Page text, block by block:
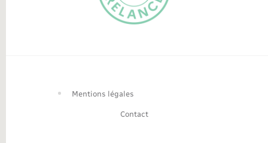
Mentions légales
Contact